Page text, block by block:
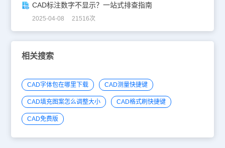
CAD标注数字不显示？一站式排查指南
2025-04-08 21516次
相关搜索
CAD字体包在哪里下载 CAD测量快捷键
CAD填充图案怎么调整大小 CAD格式刷快捷键
CAD免费版